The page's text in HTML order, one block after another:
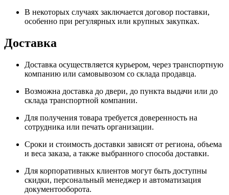
В некоторых случаях заключается договор поставки,
особенно при регулярных или крупных закупках.
Доставка
Доставка осуществляется курьером, через транспортную
компанию или самовывозом со склада продавца.
Возможна доставка до двери, до пункта выдачи или до
склада транспортной компании.
Для получения товара требуется доверенность на
сотрудника или печать организации.
Сроки и стоимость доставки зависят от региона, объема
и веса заказа, а также выбранного способа доставки.
Для корпоративных клиентов могут быть доступны
скидки, персональный менеджер и автоматизация
документооборота.